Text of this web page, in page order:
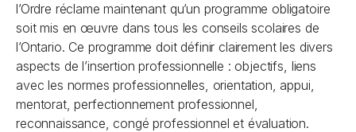
l’Ordre réclame maintenant qu’un programme obligatoire
soit mis en œuvre dans tous les conseils scolaires de
l’Ontario. Ce programme doit définir clairement les divers
aspects de l’insertion professionnelle : objectifs, liens
avec les normes professionnelles, orientation, appui,
mentorat, perfectionnement professionnel,
reconnaissance, congé professionnel et évaluation.